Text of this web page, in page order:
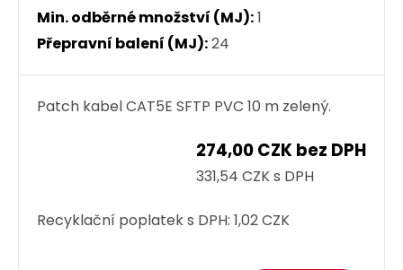
Min. odběrné množství (MJ):1
Přepravní balení (MJ):24
Patch kabel CAT5E SFTP PVC 10 m zelený.
274,00 CZK bez DPH
331,54 CZK s DPH
Recyklační poplatek s DPH: 1,02 CZK